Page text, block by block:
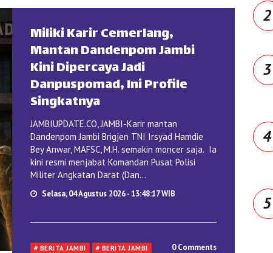
Miliki Karir Cemerlang,
Mantan Dandenpom Jambi
Kini Dipercaya Jadi
Danpuspomad, Ini Profile
Singkatnya
JAMBIUPDATE.CO, JAMBI-Karir mantan
Dandenpom Jambi Brigjen TNI Irsyad Hamdie
Bey Anwar, MAFSC, M.H. semakin moncer saja. Ia
kini resmi menjabat Komandan Pusat Polisi
Militer Angkatan Darat (Dan...
Selasa, 04 Agustus 2026 - 13:48:17 WIB
# BERITA JAMBI # BERITA JAMBI 0 Comments
2
3
4
5